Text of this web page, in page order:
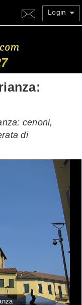
Login
cenoni,
di